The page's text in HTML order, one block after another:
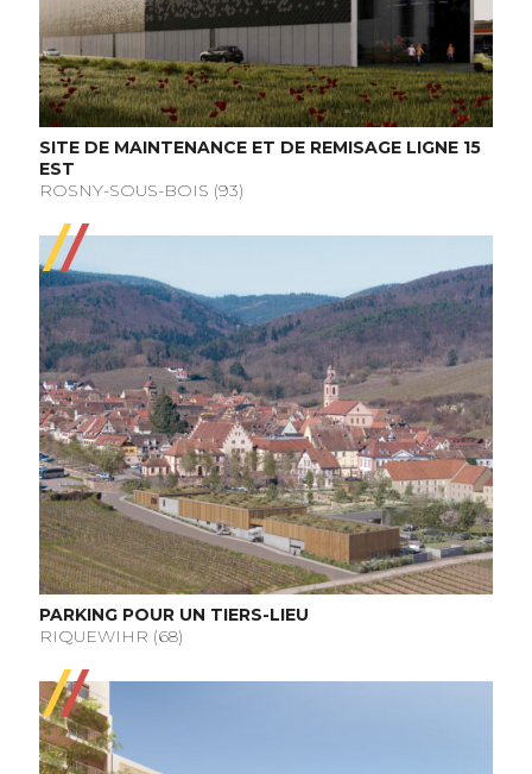
SITE DE MAINTENANCE ET DE REMISAGE LIGNE 15
EST
ROSNY-SOUS-BOIS (93)
PARKING POUR UN TIERS-LIEU
RIQUEWIHR (68)